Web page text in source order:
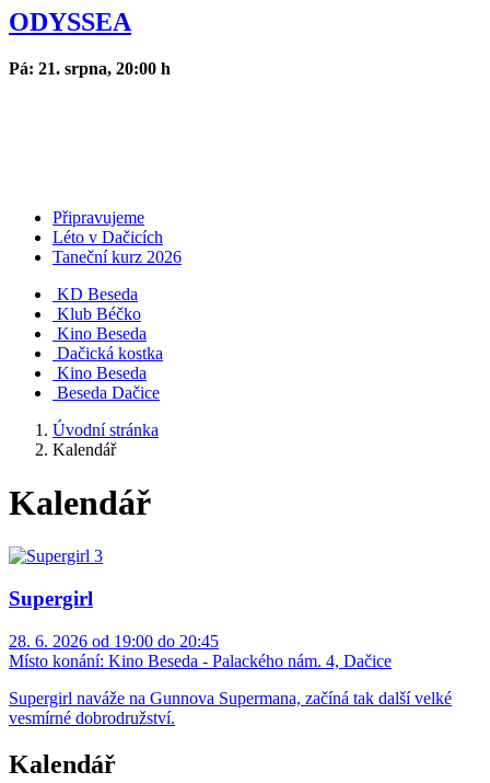
ODYSSEA
Pá: 21. srpna, 20:00 h
Připravujeme
Léto v Dačicích
Taneční kurz 2026
KD Beseda
Klub Béčko
Kino Beseda
Dačická kostka
Kino Beseda
Beseda Dačice
Úvodní stránka
Kalendář
Kalendář
Supergirl
28. 6. 2026 od 19:00 do 20:45
Místo konání: Kino Beseda - Palackého nám. 4, Dačice
Supergirl naváže na Gunnova Supermana, začíná tak další velké
vesmírné dobrodružství.
Kalendář